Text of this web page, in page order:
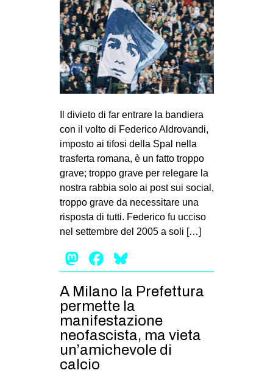
Il divieto di far entrare la bandiera
con il volto di Federico Aldrovandi,
imposto ai tifosi della Spal nella
trasferta romana, è un fatto troppo
grave; troppo grave per relegare la
nostra rabbia solo ai post sui social,
troppo grave da necessitare una
risposta di tutti. Federico fu ucciso
nel settembre del 2005 a soli […]
Mastodon
Facebook
A Milano la Prefettura
permette la
manifestazione
neofascista, ma vieta
un’amichevole di
calcio